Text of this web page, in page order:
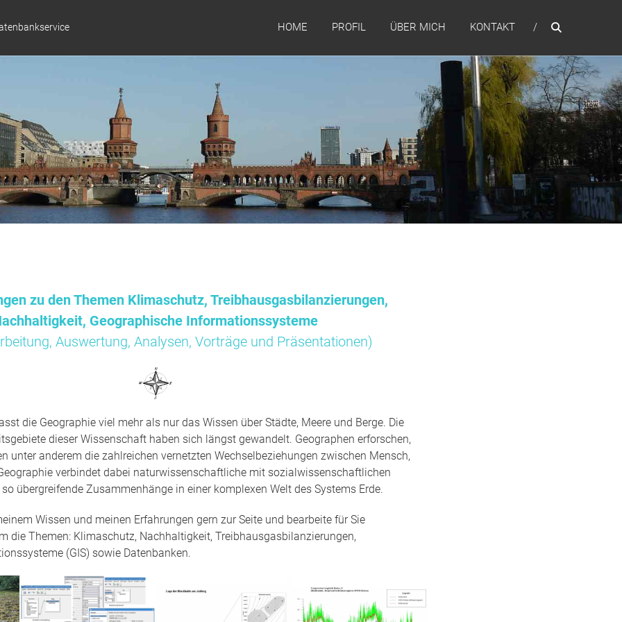
HOME PROFIL ÜBER MICH KONTAKT
zu den Themen Klimaschutz, Treibhausgasbilanzierungen,
Geographische Informationssysteme
Auswertung, Analysen, Vorträge und Präsentationen)
die Geographie viel mehr als nur das Wissen über Städte, Meere und Berge. Die
dieser Wissenschaft haben sich längst gewandelt. Geographen erforschen,
unter anderem die zahlreichen vernetzten Wechselbeziehungen zwischen Mensch,
verbindet dabei naturwissenschaftliche mit sozialwissenschaftlichen
übergreifende Zusammenhänge in einer komplexen Welt des Systems Erde.
Wissen und meinen Erfahrungen gern zur Seite und bearbeite für Sie
die Themen: Klimaschutz, Nachhaltigkeit, Treibhausgasbilanzierungen,
(GIS) sowie Datenbanken.